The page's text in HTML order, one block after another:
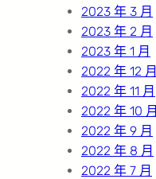
2023 年 3 月
2023 年 2 月
2023 年 1 月
2022 年 12 月
2022 年 11 月
2022 年 10 月
2022 年 9 月
2022 年 8 月
2022 年 7 月